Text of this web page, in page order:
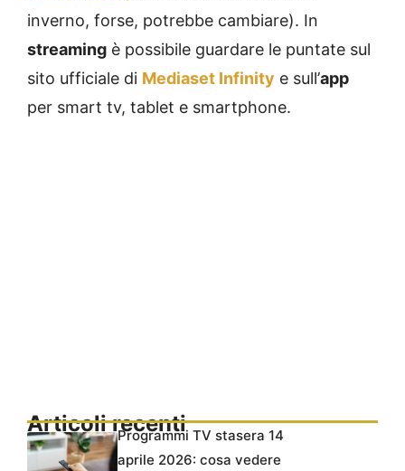
inverno, forse, potrebbe cambiare). In
streaming è possibile guardare le puntate sul
sito ufficiale di Mediaset Infinity e sull’app
per smart tv, tablet e smartphone.
Articoli recentiProgrammi TV stasera 14
aprile 2026: cosa vedere